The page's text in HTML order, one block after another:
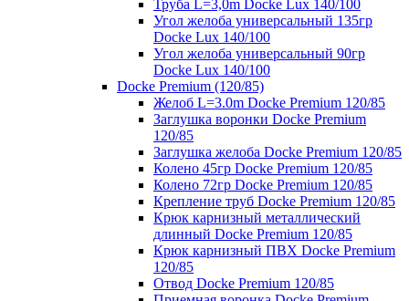
Труба L=3,0m Docke Lux 140/100
Угол желоба универсальный 135гр
Docke Lux 140/100
Угол желоба универсальный 90гр
Docke Lux 140/100
Docke Premium (120/85)
Желоб L=3.0m Docke Premium 120/85
Заглушка воронки Docke Premium
120/85
Заглушка желоба Docke Premium 120/85
Колено 45гр Docke Premium 120/85
Колено 72гр Docke Premium 120/85
Крепление труб Docke Premium 120/85
Крюк карнизный металлический
длинный Docke Premium 120/85
Крюк карнизный ПВХ Docke Premium
120/85
Отвод Docke Premium 120/85